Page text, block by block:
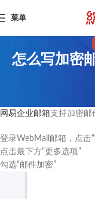
菜单
怎么写加密
网易企业邮箱支持加密邮
登录WebMail邮箱，点击
点击最下方“更多选项”
勾选“邮件加密”